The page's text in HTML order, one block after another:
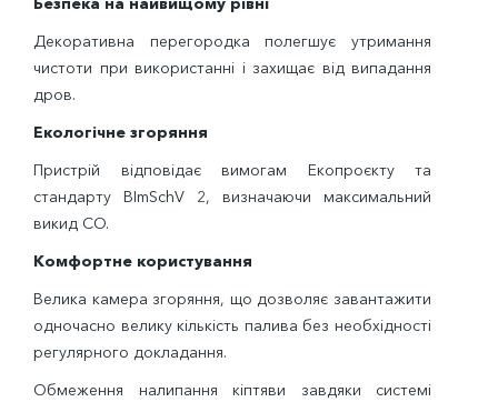
Декоративна перегородка полегшує утримання
чистоти при використанні і захищає від випадання
дров.
Екологічне згоряння
Пристрій відповідає вимогам Екопроєкту та
стандарту BImSchV 2, визначаючи максимальний
викид CO.
Комфортне користування
Велика камера згоряння, що дозволяє завантажити
одночасно велику кількість палива без необхідності
регулярного докладання.
Обмеження налипання кіптяви завдяки системі